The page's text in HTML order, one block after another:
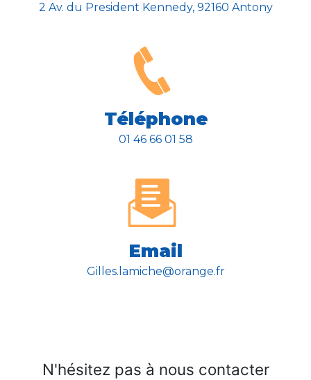
2 Av. du President Kennedy, 92160 Antony
Téléphone
01 46 66 01 58
Email
gilles.lamiche@orange.fr
N'hésitez pas à nous contacter